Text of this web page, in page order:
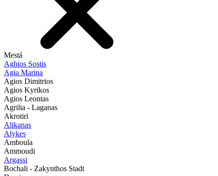
Mestá
Aghios Sostis
Agia Marina
Agios Dimitrios
Agios Kyrikos
Agios Leontas
Agrilia - Laganas
Akrotiri
Alikanas
Alykes
Amboula
Ammoudi
Argassi
Bochali - Zakynthos Stadt